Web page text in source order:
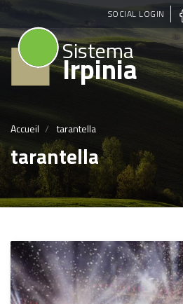
Aller
au
SOCIAL LOGIN
Sistema
Irpinia
Accueil tarantella
tarantella